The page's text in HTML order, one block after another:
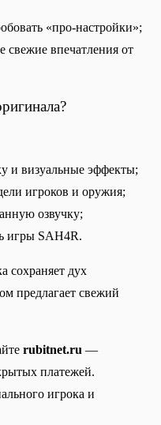
«про-настройки»;
свежие впечатления от
и визуальные эффекты;
игроков и оружия;
озвучку;
игры SAH4R.
сохраняет дух
предлагает свежий
rubitnet.ru —
платежей.
игрока и